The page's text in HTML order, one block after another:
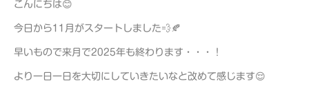
こんにちは😊
今日から11月がスタートしました💨🍂
早いもので来月で2025年も終わります・・・！
より一日一日を大切にしていきたいなと改めて感じます😌